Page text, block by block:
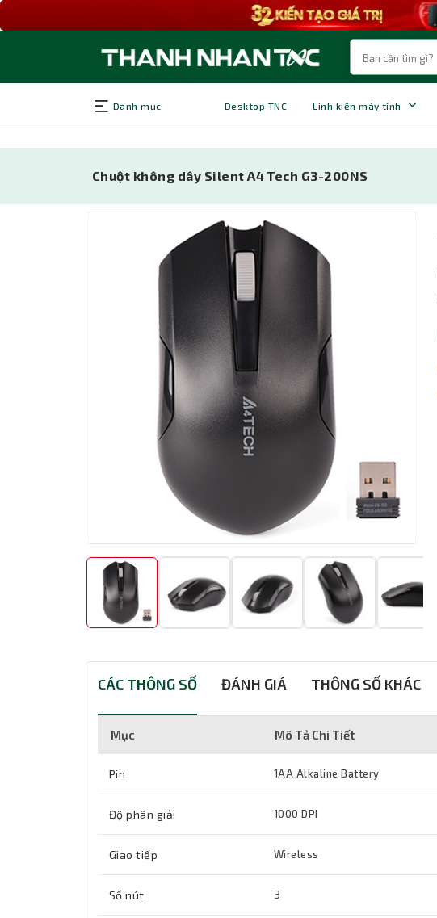
Danh mục Desktop TNC Linh kiện máy tính
Chuột không dây Silent A4 Tech G3-200NS
CÁC THÔNG SỐ ĐÁNH GIÁ THÔNG SỐ KHÁC
Mục Mô Tả Chi Tiết
Pin 1AA Alkaline Battery
Độ phân giải 1000 DPI
Giao tiếp Wireless
Số nút 3